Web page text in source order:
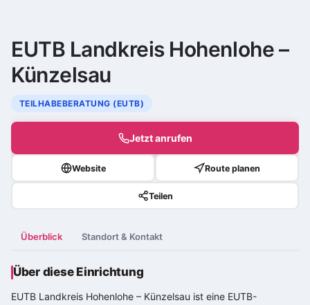
EUTB Landkreis Hohenlohe –
Künzelsau
TEILHABEBERATUNG (EUTB)
Jetzt anrufen
Website Route planen
Teilen
Überblick Standort & Kontakt
Über diese Einrichtung
EUTB Landkreis Hohenlohe – Künzelsau ist eine EUTB-